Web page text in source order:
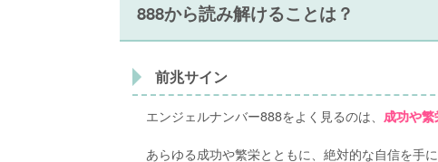
888から読み解けることは？
前兆サイン
エンジェルナンバー888をよく見るのは、 成功や
あらゆる成功や繁栄とともに、絶対的な自信を手